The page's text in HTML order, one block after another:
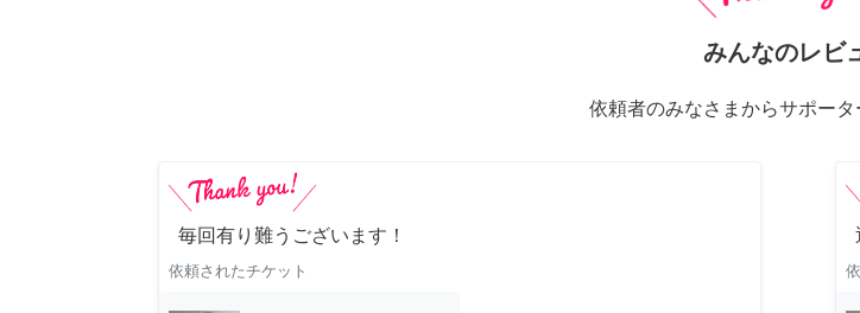
みんなのレビ
依頼者のみなさまからサポー
毎回有り難うございます！
依頼されたチケット